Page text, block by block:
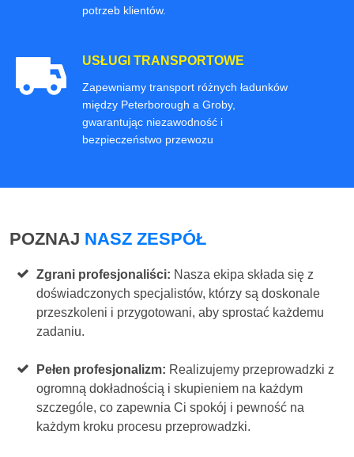
potrzeb klientów.
USŁUGI TRANSPORTOWE
Zapewniamy transport różnych ładunków
między Peterborough a Groby,
gwarantując niezawodność i
bezpieczeństwo przewozu
POZNAJ NASZ ZESPÓŁ
Zgrani profesjonaliści: Nasza ekipa składa się z
doświadczonych specjalistów, którzy są doskonale
przeszkoleni i przygotowani, aby sprostać każdemu
zadaniu.
Pełen profesjonalizm: Realizujemy przeprowadzki z
ogromną dokładnością i skupieniem na każdym
szczególe, co zapewnia Ci spokój i pewność na
każdym kroku procesu przeprowadzki.